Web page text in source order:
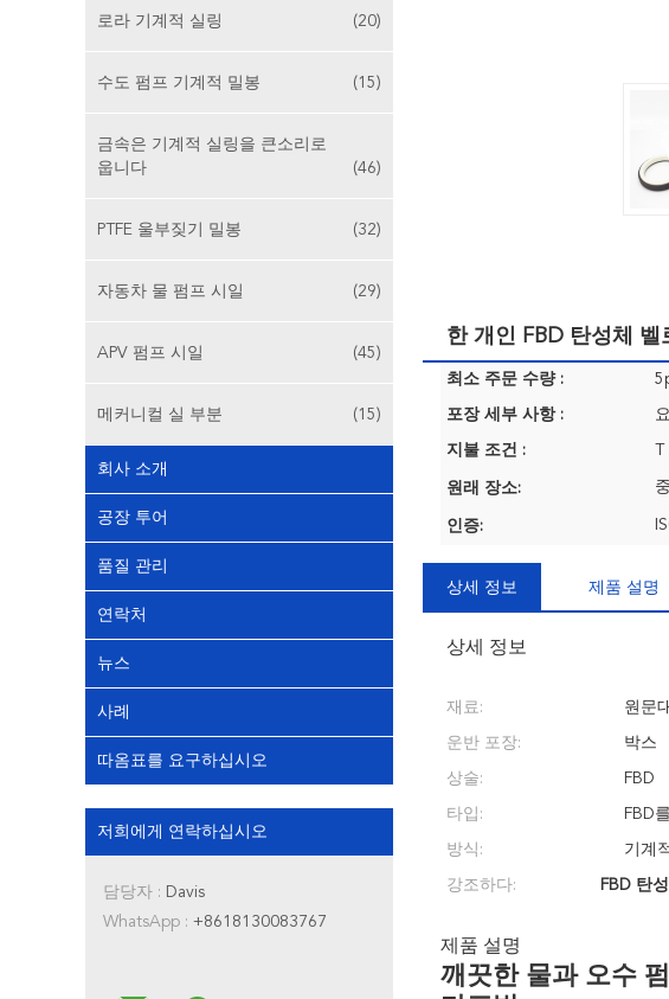
로라 기계적 실링 (20)
수도 펌프 기계적 밀봉 (15)
금속은 기계적 실링을 큰소리로
웁니다
(46)
PTFE 울부짖기 밀봉 (32)
자동차 물 펌프 시일 (29)
APV 펌프 시일 (45)
메커니컬 실 부분 (15)
회사 소개
공장 투어
품질 관리
연락처
뉴스
사례
따옴표를 요구하십시오
저희에게 연락하십시오
담당자 : Davis
WhatsApp : +8618130083767
한 개인 FBD 탄성체
최소 주문 수량 :
포장 세부 사항 :
지불 조건 :
원래 장소:
인증:
상세 정보 제품 설명
상세 정보
재료: 원문
운반 포장: 박스
상술: FBD
타입: FBD
방식: 기계
강조하다: FBD 탄
제품 설명
깨끗한 물과 오수